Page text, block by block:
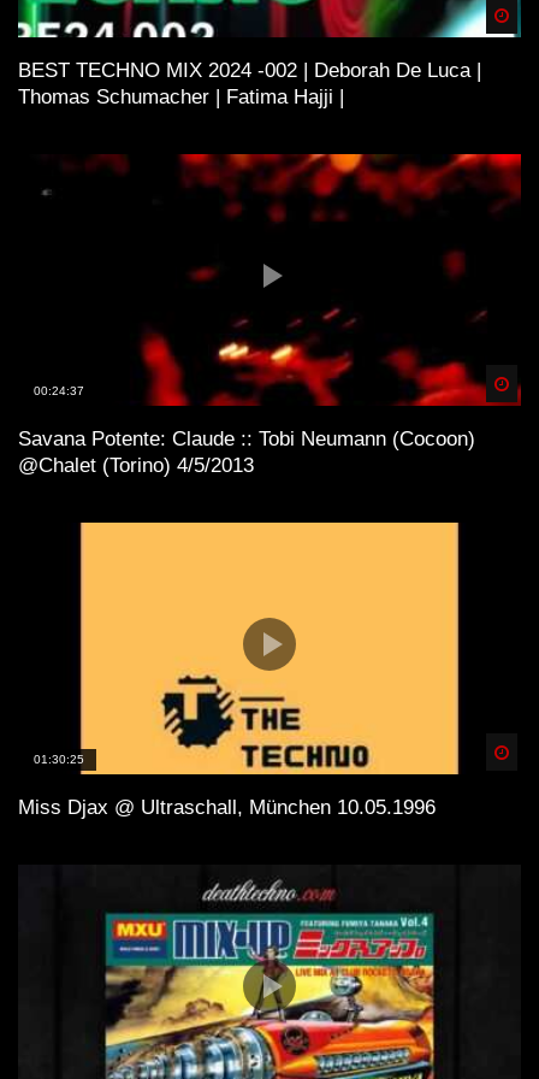
BEST TECHNO MIX 2024 -002 | Deborah De Luca |
Thomas Schumacher | Fatima Hajji |
00:24:37
Savana Potente: Claude :: Tobi Neumann (Cocoon)
@Chalet (Torino) 4/5/2013
01:30:25
Miss Djax @ Ultraschall, München 10.05.1996